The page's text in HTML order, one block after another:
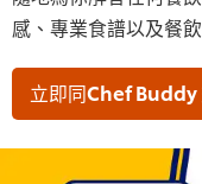
感、專業食譜以及餐
立即同Chef Buddy